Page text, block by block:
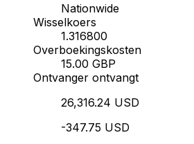
Nationwide
Wisselkoers
1.316800
Overboekingskosten
15.00 GBP
Ontvanger ontvangt
26,316.24 USD
-347.75 USD